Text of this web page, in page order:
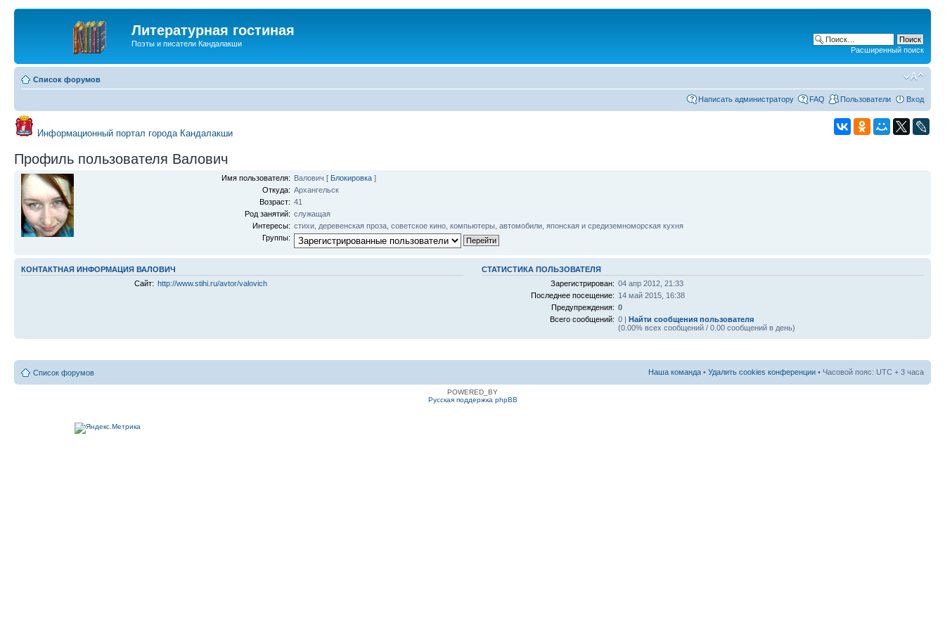
Литературная гостиная
Поэты и писатели Кандалакши
Расширенный поиск
Список форумов
Написать администратору FAQ Пользователи Вход
Информационный портал города Кандалакши
Профиль пользователя Валович
Имя пользователя: Валович [ Блокировка ]
Откуда: Архангельск
Возраст: 41
Род занятий: служащая
Интересы: стихи, деревенская проза, советское кино, компьютеры, автомобили, японская и средиземноморская кухня
Группы:
КОНТАКТНАЯ ИНФОРМАЦИЯ ВАЛОВИЧ
Сайт: http://www.stihi.ru/avtor/valovich
СТАТИСТИКА ПОЛЬЗОВАТЕЛЯ
Зарегистрирован: 04 апр 2012, 21:33
Последнее посещение: 14 май 2015, 16:38
Предупреждения: 0
Всего сообщений: 0 | Найти сообщения пользователя
(0.00% всех сообщений / 0.00 сообщений в день)
Список форумов Наша команда • Удалить cookies конференции • Часовой пояс: UTC + 3 часа
POWERED_BY
Русская поддержка phpBB